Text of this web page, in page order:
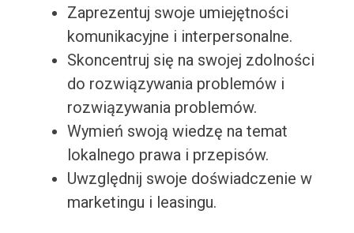
Zaprezentuj swoje umiejętności
komunikacyjne i interpersonalne.
Skoncentruj się na swojej zdolności
do rozwiązywania problemów i
rozwiązywania problemów.
Wymień swoją wiedzę na temat
lokalnego prawa i przepisów.
Uwzględnij swoje doświadczenie w
marketingu i leasingu.